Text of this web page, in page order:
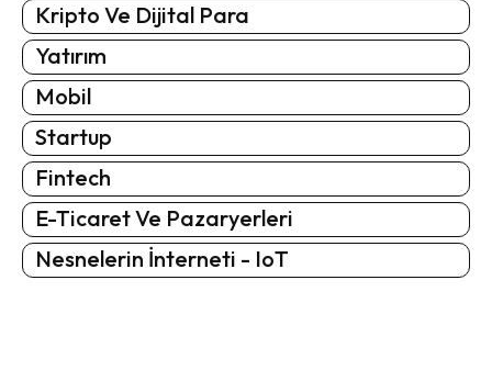
Kripto Ve Dijital Para
Yatırım
Mobil
Startup
Fintech
E-Ticaret Ve Pazaryerleri
Nesnelerin İnterneti - IoT